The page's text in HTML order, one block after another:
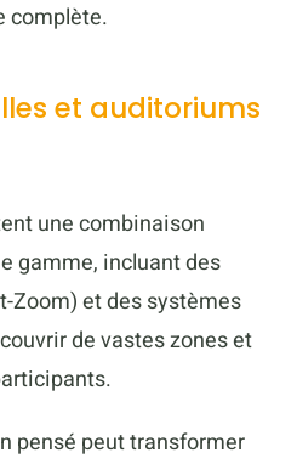
complète.
et auditoriums
une combinaison
gamme, incluant des
Zoom) et des systèmes
de vastes zones et
pensé peut transformer